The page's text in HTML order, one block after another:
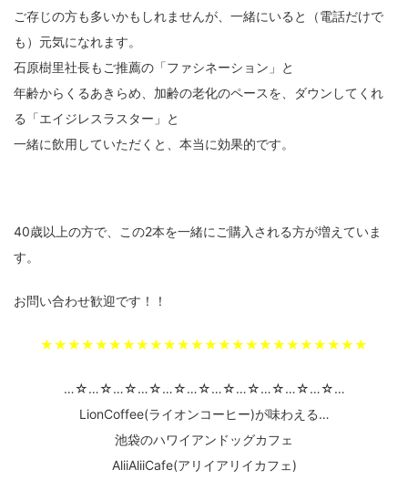
ご存じの方も多いかもしれませんが、一緒にいると（電話だけで
も）元気になれます。
石原樹里社長もご推薦の「ファシネーション」と
年齢からくるあきらめ、加齢の老化のペースを、ダウンしてくれ
る「エイジレスラスター」と
一緒に飲用していただくと、本当に効果的です。
40歳以上の方で、この2本を一緒にご購入される方が増えていま
す。
お問い合わせ歓迎です！！
★★★★★★★★★★★★★★★★★★★★★★★★
…☆…☆…☆…☆…☆…☆…☆…☆…☆…☆…☆…
LionCoffee(ライオンコーヒー)が味わえる…
池袋のハワイアンドッグカフェ
AliiAliiCafe(アリイアリイカフェ)